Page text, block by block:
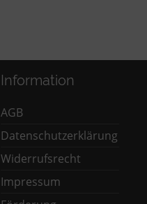
Information
AGB
Datenschutzerklärung
Widerrufsrecht
Impressum